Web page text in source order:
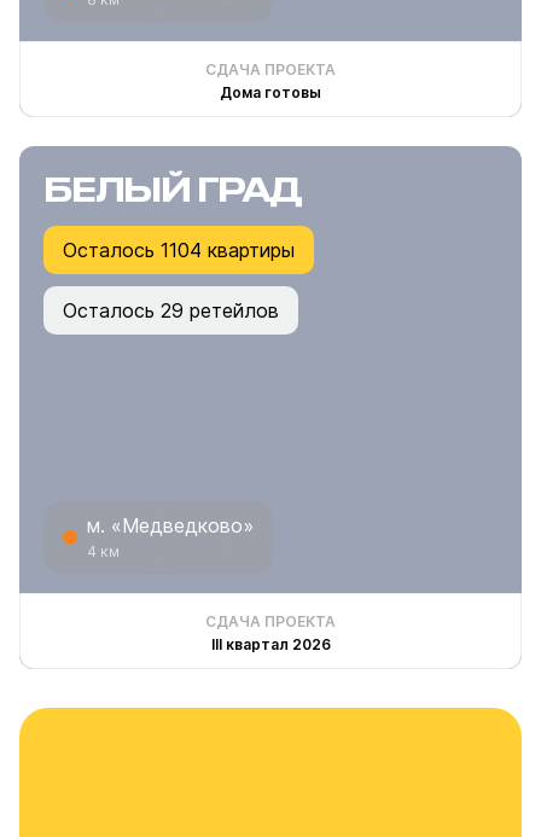
СДАЧА ПРОЕКТА
Дома готовы
БЕЛЫЙ ГРАД
Осталось 1104 квартиры
Осталось 29 ретейлов
м. «Медведково»
4 км
СДАЧА ПРОЕКТА
III квартал 2026